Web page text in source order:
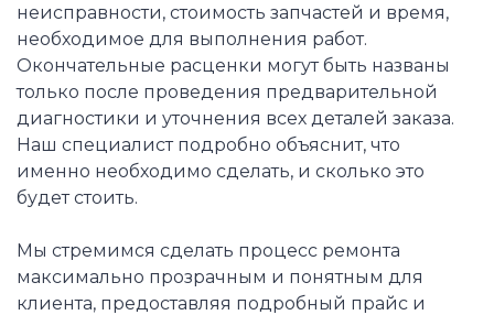
неисправности, стоимость запчастей и время,
необходимое для выполнения работ.
Окончательные расценки могут быть названы
только после проведения предварительной
диагностики и уточнения всех деталей заказа.
Наш специалист подробно объяснит, что
именно необходимо сделать, и сколько это
будет стоить.
Мы стремимся сделать процесс ремонта
максимально прозрачным и понятным для
клиента, предоставляя подробный прайс и